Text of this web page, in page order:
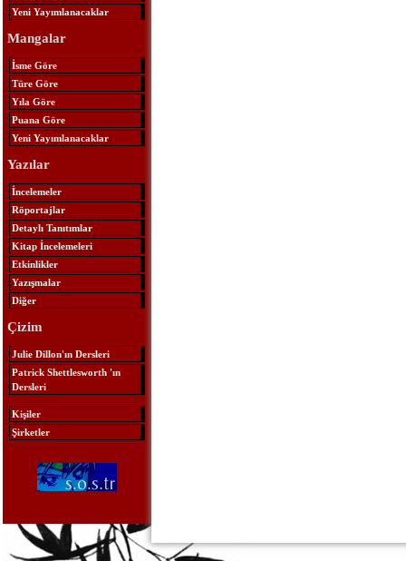
Yeni Yayımlanacaklar
Mangalar
İsme Göre
Türe Göre
Yıla Göre
Puana Göre
Yeni Yayımlanacaklar
Yazılar
İncelemeler
Röportajlar
Detaylı Tanıtımlar
Kitap İncelemeleri
Etkinlikler
Yazışmalar
Diğer
Çizim
Julie Dillon'ın Dersleri
Patrick Shettlesworth 'ın
Dersleri
Kişiler
Şirketler